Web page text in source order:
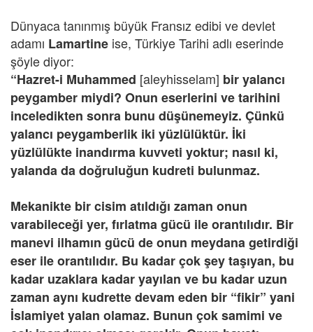
Dünyaca tanınmış büyük Fransız edibi ve devlet
adamı Lamartine ise, Türkiye Tarihi adlı eserinde
şöyle diyor:
“Hazret-i Muhammed [aleyhisselam] bir yalancı
peygamber miydi? Onun eserlerini ve tarihini
inceledikten sonra bunu düşünemeyiz. Çünkü
yalancı peygamberlik iki yüzlülüktür. İki
yüzlülükte inandırma kuvveti yoktur; nasıl ki,
yalanda da doğruluğun kudreti bulunmaz.
Mekanikte bir cisim atıldığı zaman onun
varabileceği yer, fırlatma gücü ile orantılıdır. Bir
manevi ilhamın gücü de onun meydana getirdiği
eser ile orantılıdır. Bu kadar çok şey taşıyan, bu
kadar uzaklara kadar yayılan ve bu kadar uzun
zaman aynı kudrette devam eden bir “fikir” yani
İslamiyet yalan olamaz. Bunun çok samimi ve